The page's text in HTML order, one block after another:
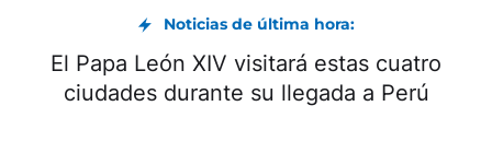
Noticias de última hora:
El Papa León XIV visitará estas cuatro
ciudades durante su llegada a Perú